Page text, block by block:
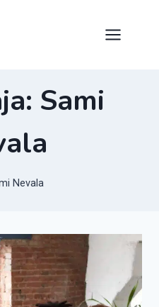
Sami
Nevala